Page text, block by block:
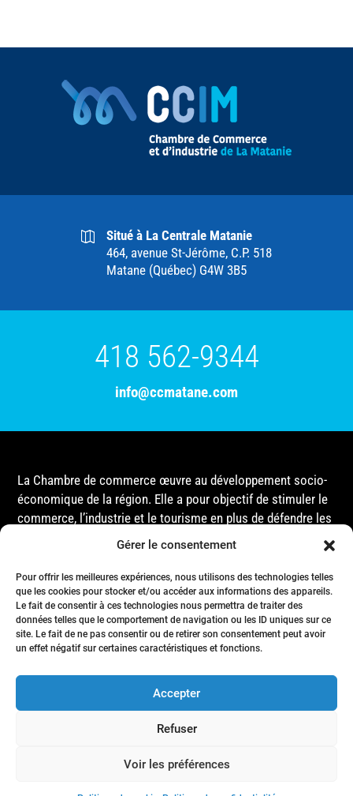
Gérer le consentement
Pour offrir les meilleures expériences, nous utilisons des technologies telles
que les cookies pour stocker et/ou accéder aux informations des appareils.
Le fait de consentir à ces technologies nous permettra de traiter des
données telles que le comportement de navigation ou les ID uniques sur ce
site. Le fait de ne pas consentir ou de retirer son consentement peut avoir
un effet négatif sur certaines caractéristiques et fonctions.
Accepter
Refuser
Voir les préférences
Situé à La Centrale Matanie
464, avenue St-Jérôme, C.P. 518
Matane (Québec) G4W 3B5
418 562-9344
info@ccmatane.com
La Chambre de commerce œuvre au développement socio-
économique de la région. Elle a pour objectif de stimuler le
commerce, l’industrie et le tourisme en plus de défendre les
intérêts de ses membres et de l’ensemble de la
gouvernementales, que ce soit au niveau municipal,
provincial ou fédéral.
Accueil
Membres
Nous joindre
- Tous droits réservés © Chambre de commerce de la région de Matane
- 2024